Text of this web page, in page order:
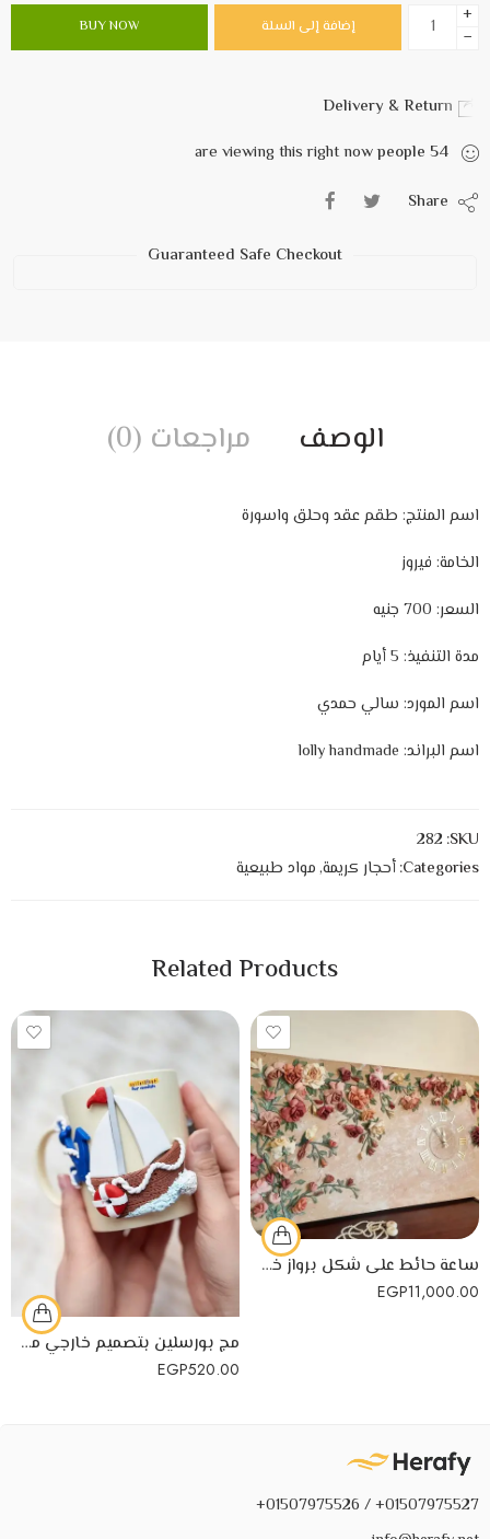
+
−
إضافة إلى السلة BUY NOW
54
people
Guaranteed Safe Checkout
الوصف مراجعات (0)
اسم المنتج: طقم عقد وحلق واسورة
الخامة: فيروز
السعر: 700 جنيه
مدة التنفيذ: 5 أيام
اسم المورد: سالي حمدي
اسم البراند: lolly handmade
SKU:
282
Categories: أحجار كريمة,مواد طبيعية
Related Products
ساعة حائط على شكل برواز خشبي مزين بالورد
EGP11,000.00
مج بورسلين بتصميم خارجي من الصلصال الحراري
EGP520.00
01507975527+ / 01507975526+